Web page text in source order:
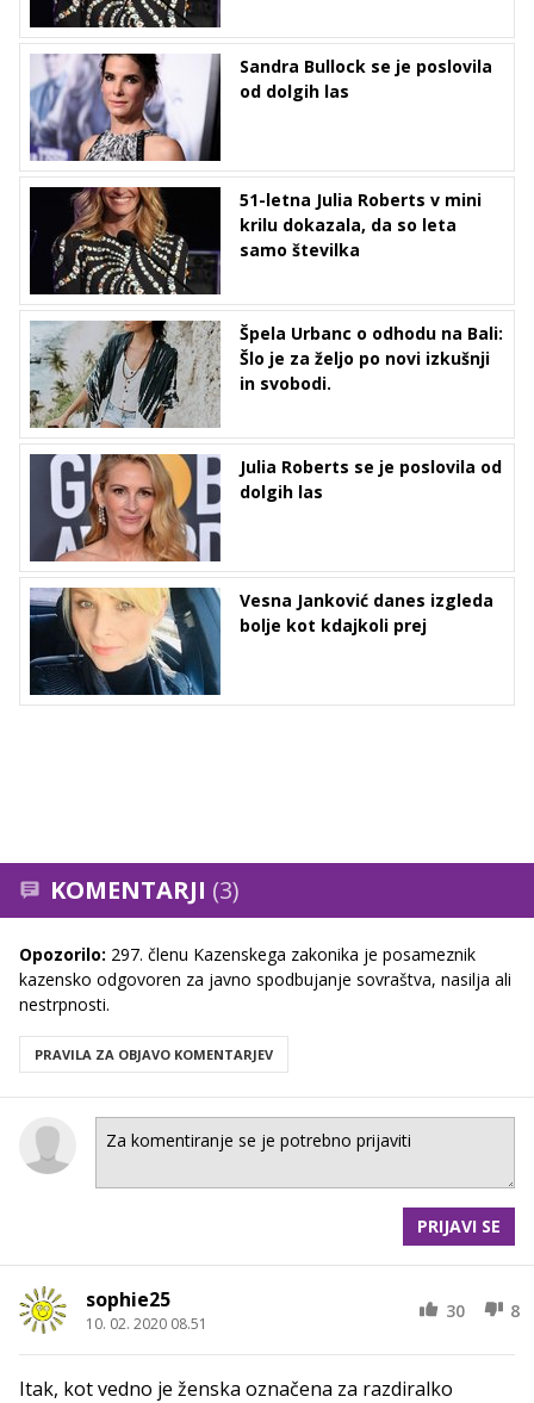
Sandra Bullock se je poslovila
od dolgih las
51-letna Julia Roberts v mini
krilu dokazala, da so leta
samo številka
Špela Urbanc o odhodu na Bali:
Šlo je za željo po novi izkušnji
in svobodi.
Julia Roberts se je poslovila od
dolgih las
Vesna Janković danes izgleda
bolje kot kdajkoli prej
KOMENTARJI (3)
Opozorilo: 297. členu Kazenskega zakonika je posameznik
kazensko odgovoren za javno spodbujanje sovraštva, nasilja ali
nestrpnosti.
PRAVILA ZA OBJAVO KOMENTARJEV
PRIJAVI SE
sophie25
10. 02. 2020 08.51
30 8
Itak, kot vedno je ženska označena za razdiralko